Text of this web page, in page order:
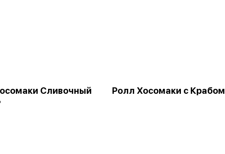
Сливочный
Ролл Хосомаки с Крабом